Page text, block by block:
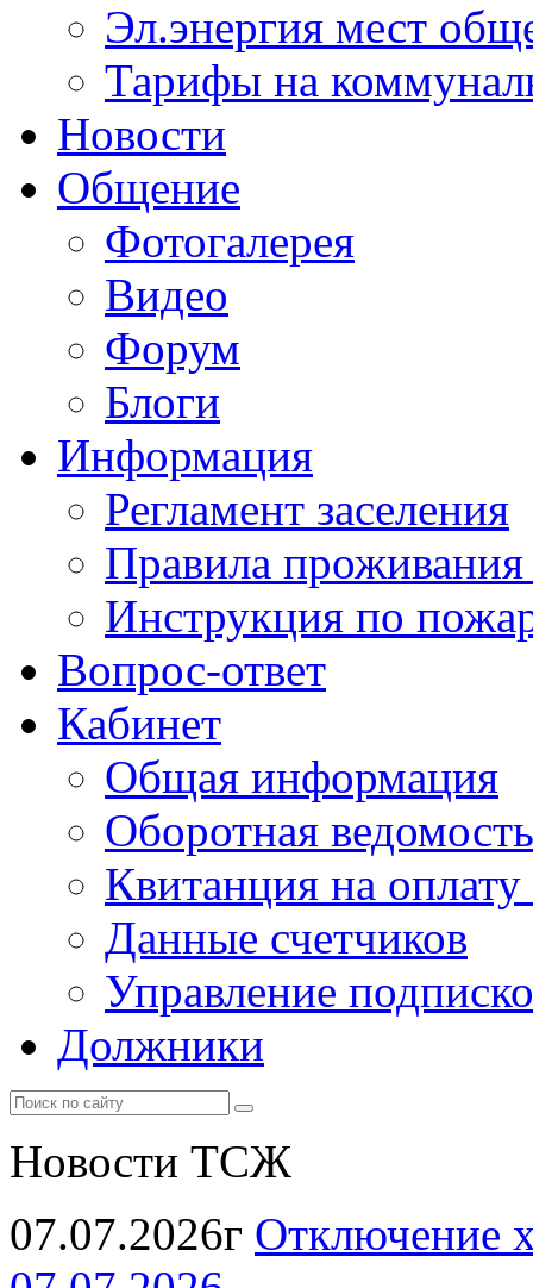
Эл.энергия мест
Тарифы на
Новости
Общение
Фотогалерея
Видео
Форум
Блоги
Информация
Регламент заселения
Правила
Инструкция по
Вопрос-ответ
Кабинет
Общая информация
Оборотная ведомость
Квитанция на
Данные счетчиков
Управление
Должники
Новости ТСЖ
07.07.2026г Отключение